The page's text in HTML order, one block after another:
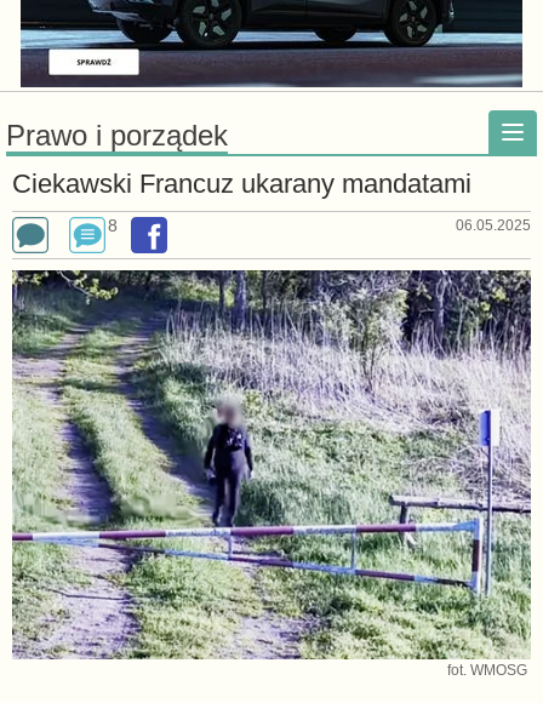
Prawo i porządek
Ciekawski Francuz ukarany mandatami
8 06.05.2025
fot. WMOSG